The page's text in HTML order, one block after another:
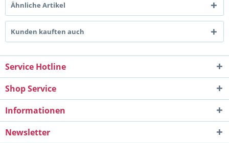
Ähnliche Artikel
Kunden kauften auch
Service Hotline
Shop Service
Informationen
Newsletter